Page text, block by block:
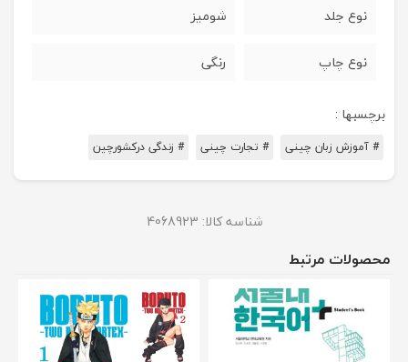
نوع جلد شومیز
نوع چاپ رنگی
برچسبها :
# آموزش زبان چینی # تجارت چینی # زندگی درکشورچین
شناسه کالا: 4068923
محصولات مرتبط